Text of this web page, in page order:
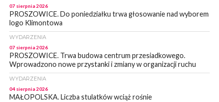
07 sierpnia 2026
PROSZOWICE. Do poniedziałku trwa głosowanie nad wyborem
logo Klimontowa
WYDARZENIA
07 sierpnia 2026
PROSZOWICE. Trwa budowa centrum przesiadkowego.
Wprowadzono nowe przystanki i zmiany w organizacji ruchu
WYDARZENIA
04 sierpnia 2026
MAŁOPOLSKA. Liczba stulatków wciąż rośnie